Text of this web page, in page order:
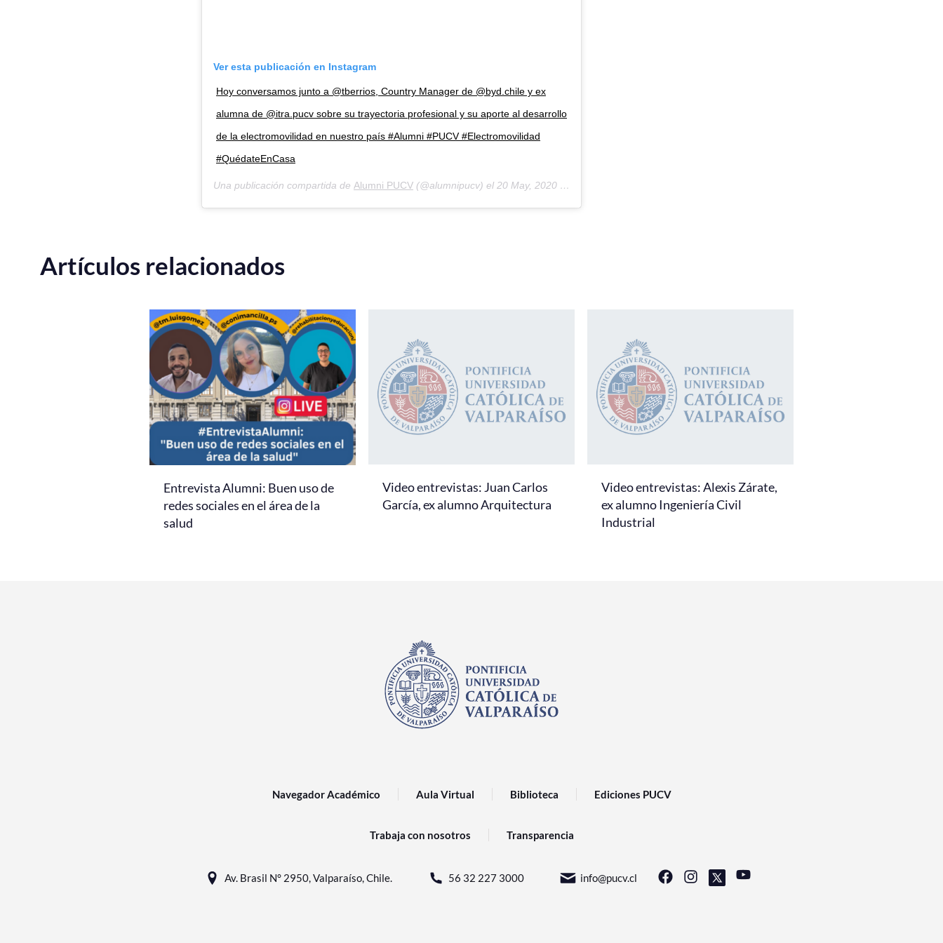
Ver esta publicación en Instagram
Hoy conversamos junto a @tberrios, Country Manager de @byd.chile y ex
alumna de @itra.pucv sobre su trayectoria profesional y su aporte al desarrollo
de la electromovilidad en nuestro país #Alumni #PUCV #Electromovilidad
#QuédateEnCasa
Una publicación compartida de Alumni PUCV (@alumnipucv) el 20 May, 2020 a las 1:05 PDT
Artículos relacionados
Entrevista Alumni: Buen uso de
redes sociales en el área de la
salud
Video entrevistas: Juan Carlos
García, ex alumno Arquitectura
Video entrevistas: Alexis Zárate,
ex alumno Ingeniería Civil
Industrial
Navegador Académico Aula Virtual Biblioteca Ediciones PUCV
Trabaja con nosotros Transparencia
Av. Brasil N° 2950, Valparaíso, Chile. 56 32 227 3000 info@pucv.cl